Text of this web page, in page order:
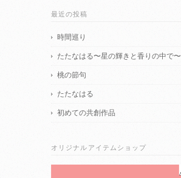
最近の投稿
時間巡り
たたなはる〜星の輝きと香りの中で〜
桃の節句
たたなはる
初めての共創作品
オリジナルアイテムショップ